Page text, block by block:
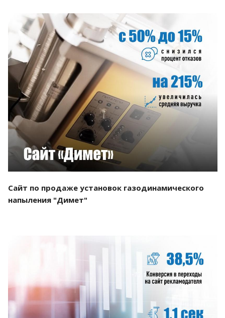
Смотреть проект
Сайт по продаже установок газодинамического
напыления "Димет"